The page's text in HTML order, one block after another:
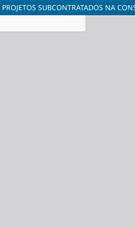
SUBCONTRATADOS NA